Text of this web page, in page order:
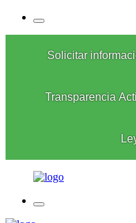
Solicitar
Transparencia